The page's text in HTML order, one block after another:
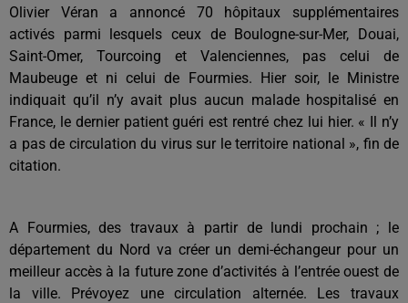
Olivier Véran a annoncé 70 hôpitaux supplémentaires
activés parmi lesquels ceux de Boulogne-sur-Mer, Douai,
Saint-Omer, Tourcoing et Valenciennes, pas celui de
Maubeuge et ni celui de Fourmies. Hier soir, le Ministre
indiquait qu’il n’y avait plus aucun malade hospitalisé en
France, le dernier patient guéri est rentré chez lui hier. « Il n’y
a pas de circulation du virus sur le territoire national », fin de
citation.
A Fourmies, des travaux à partir de lundi prochain ; le
département du Nord va créer un demi-échangeur pour un
meilleur accès à la future zone d’activités à l’entrée ouest de
la ville. Prévoyez une circulation alternée. Les travaux